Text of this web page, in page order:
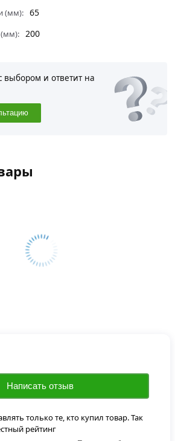
на товар Лак термостойкий
из категории
(мм): 65
(мм): 200
выбором и ответит на
Написать отзыв
только те, кто купил товар. Так
рейтинг